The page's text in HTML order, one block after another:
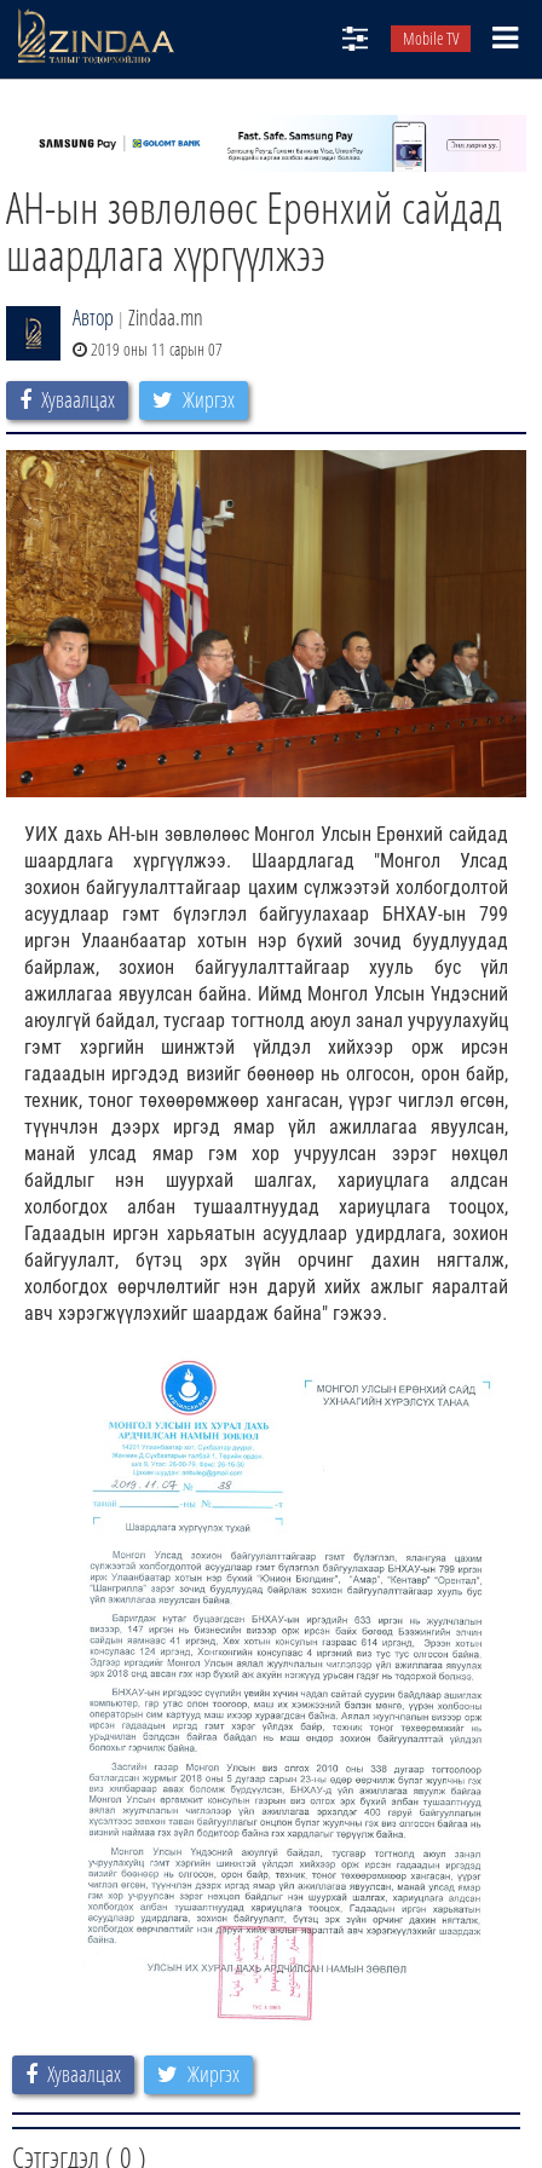
Mobile TV
ТВ8
ӨГЛӨӨНИЙ СОНИН
ЗИНДАА СЭТГҮҮЛ
АН-ын зөвлөлөөс Ерөнхий сайдад
шаардлага хүргүүлжээ
Автор | Zindaa.mn
2019 оны 11 сарын 07
Хуваалцах Жиргэх
УИХ дахь АН-ын зөвлөлөөс Монгол Улсын Ерөнхий сайдад
шаардлага хүргүүлжээ. Шаардлагад "Монгол Улсад
зохион байгуулалттайгаар цахим сүлжээтэй холбогдолтой
асуудлаар гэмт бүлэглэл байгуулахаар БНХАУ-ын 799
иргэн Улаанбаатар хотын нэр бүхий зочид буудлуудад
байрлаж, зохион байгуулалттайгаар хууль бус үйл
ажиллагаа явуулсан байна. Иймд Монгол Улсын Үндэсний
аюулгүй байдал, тусгаар тогтнолд аюул занал учруулахуйц
гэмт хэргийн шинжтэй үйлдэл хийхээр орж ирсэн
гадаадын иргэдэд визийг бөөнөөр нь олгосон, орон байр,
техник, тоног төхөөрөмжөөр хангасан, үүрэг чиглэл өгсөн,
түүнчлэн дээрх иргэд ямар үйл ажиллагаа явуулсан,
манай улсад ямар гэм хор учруулсан зэрэг нөхцөл
байдлыг нэн шуурхай шалгах, хариуцлага алдсан
холбогдох албан тушаалтнуудад хариуцлага тооцох,
Гадаадын иргэн харьяатын асуудлаар удирдлага, зохион
байгуулалт, бүтэц эрх зүйн орчинг дахин нягталж,
холбогдох өөрчлөлтийг нэн даруй хийх ажлыг яаралтай
авч хэрэгжүүлэхийг шаардаж байна" гэжээ.
Хуваалцах Жиргэх
Сэтгэгдэл ( 0 )